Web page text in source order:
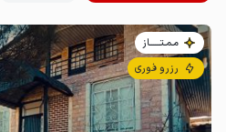
مـمـتــــــاز
رزرو فوری